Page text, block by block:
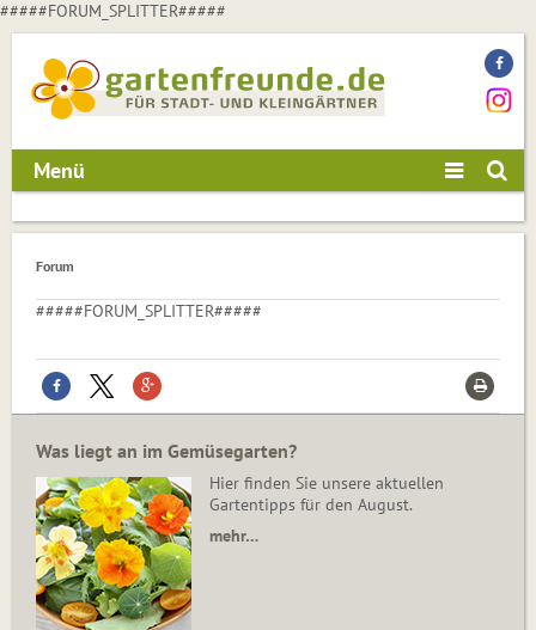
#####FORUM_SPLITTER#####
Menü
Forum
#####FORUM_SPLITTER#####
Was liegt an im Gemüsegarten?
Hier finden Sie unsere aktuellen
Gartentipps für den August.
mehr…